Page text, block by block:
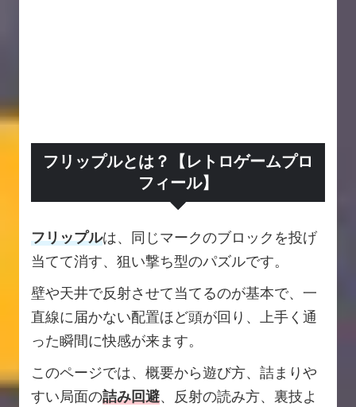
フリップルとは？【レトロゲームプロ
フィール】
フリップルは、同じマークのブロックを投げ
当てて消す、狙い撃ち型のパズルです。
壁や天井で反射させて当てるのが基本で、一
直線に届かない配置ほど頭が回り、上手く通
った瞬間に快感が来ます。
このページでは、概要から遊び方、詰まりや
すい局面の詰み回避、反射の読み方、裏技よ